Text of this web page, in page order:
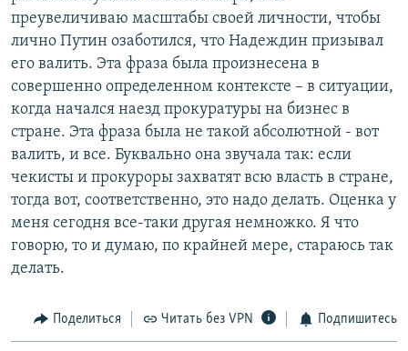
преувеличиваю масштабы своей личности, чтобы
лично Путин озаботился, что Надеждин призывал
его валить. Эта фраза была произнесена в
совершенно определенном контексте – в ситуации,
когда начался наезд прокуратуры на бизнес в
стране. Эта фраза была не такой абсолютной - вот
валить, и все. Буквально она звучала так: если
чекисты и прокуроры захватят всю власть в стране,
тогда вот, соответственно, это надо делать. Оценка у
меня сегодня все-таки другая немножко. Я что
говорю, то и думаю, по крайней мере, стараюсь так
делать.
Поделиться Читать без VPN Подпишитесь